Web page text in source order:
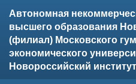
Автономная
высшего образования
(филиал) Московского
экономического
Новороссийский